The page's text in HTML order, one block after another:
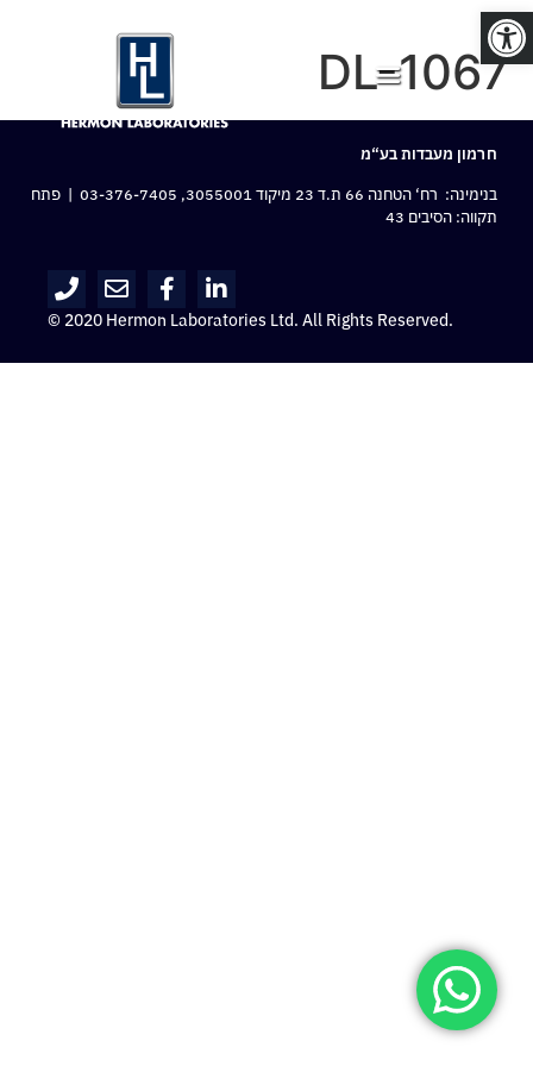
פתח סרגל נגישות
DL-1067
חרמון מעבדות בע“מ
בנימינה: רח‘ הטחנה 66 ת.ד 23 מיקוד 3055001,
03-376-7405 | פתח
תקווה: הסיבים 43
© 2020 Hermon Laboratories Ltd. All Rights Reserved.